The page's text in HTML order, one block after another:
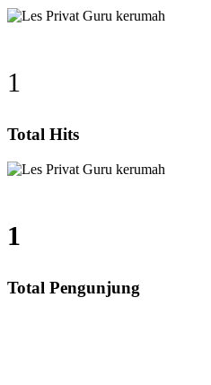
1
Total Hits
1
Total Pengunjung